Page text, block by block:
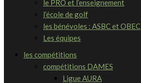
le PRO et l’enseignement
l’école de golf
les bénévoles : ASBC et OBEC
Les équipes
les compétitions
compétitions DAMES
Ligue AURA